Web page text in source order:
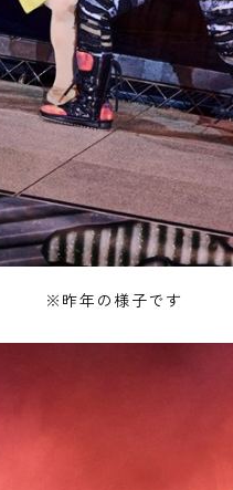
※昨年の様子です